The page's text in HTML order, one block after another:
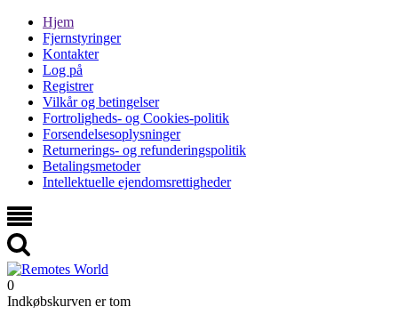
Hjem
Fjernstyringer
Kontakter
Log på
Registrer
Vilkår og betingelser
Fortroligheds- og Cookies-politik
Forsendelsesoplysninger
Returnerings- og refunderingspolitik
Betalingsmetoder
Intellektuelle ejendomsrettigheder
0
Indkøbskurven er tom